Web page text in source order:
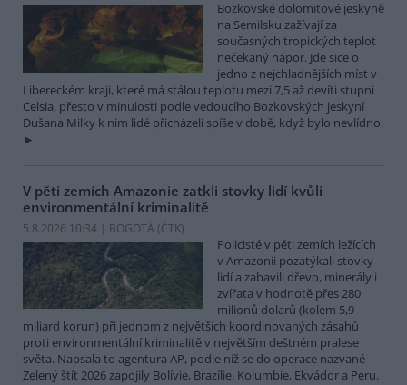
Bozkovské dolomitové jeskyně
na Semilsku zažívají za
současných tropických teplot
nečekaný nápor. Jde sice o
jedno z nejchladnějších míst v
Libereckém kraji, které má stálou teplotu mezi 7,5 až devíti stupni
Celsia, přesto v minulosti podle vedoucího Bozkovských jeskyní
Dušana Milky k nim lidé přicházeli spíše v době, když bylo nevlídno.
V pěti zemích Amazonie zatkli stovky lidí kvůli
environmentální kriminalitě
5.8.2026 10:34 | BOGOTÁ (ČTK)
Policisté v pěti zemích ležících
v Amazonii pozatýkali stovky
lidí a zabavili dřevo, minerály i
zvířata v hodnotě přes 280
milionů dolarů (kolem 5,9
miliard korun) při jednom z největších koordinovaných zásahů
proti environmentální kriminalitě v největším deštném pralese
světa. Napsala to agentura AP, podle níž se do operace nazvané
Zelený štít 2026 zapojily Bolívie, Brazílie, Kolumbie, Ekvádor a Peru.